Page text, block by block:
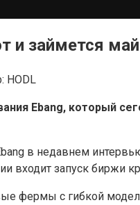
и займется
HODL
Ebang, который
в недавнем
входит запуск биржи
фермы с гибкой